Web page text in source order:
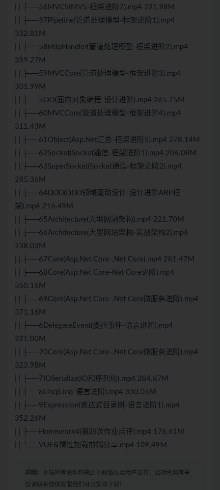
| | ├──56MVC5(MV5-框架进阶7).mp4 321.98M
| | ├──57Pipeline(管道处理模型-框架进阶1).mp4
332.81M
| | ├──58HttpHandler(管道处理模型-框架进阶2).mp4
359.27M
| | ├──59MVCCore(管道处理模型-框架进阶3).mp4
301.99M
| | ├──5OO(面向对象编程-设计进阶).mp4 265.75M
| | ├──60MVCCore(管道处理模型-框架进阶4).mp4
311.43M
| | ├──61Object(Asp.Net汇总-框架进阶5).mp4 278.14M
| | ├──62Socket(Socket通信-框架进阶1).mp4 206.08M
| | ├──63SuperSocket(Socket通信-框架进阶2).mp4
285.36M
| | ├──64DDD(DDD领域驱动设计-设计进阶ABP框
架).mp4 216.49M
| | ├──65Architecture(大型网站架构).mp4 221.70M
| | ├──66Architecture(大型网站架构-实战架构2).mp4
238.03M
| | ├──67Core(Asp.Net Core-.Net Core).mp4 281.47M
| | ├──68Core(Asp.Net Core-Net Core进阶).mp4
350.16M
| | ├──69Core(Asp.Net Core-.Net Core微服务进阶).mp4
371.16M
| | ├──6DelegateEvent(委托事件-语言进阶).mp4
321.00M
| | ├──70Core(Asp.Net Core-.Net Core微服务进阶).mp4
323.98M
| | ├──7IOSerialize(IO和序列化).mp4 284.87M
| | ├──8Linq(Linq-语言进阶).mp4 330.05M
| | ├──9Expression(表达式目录树-语言进阶1).mp4
352.26M
| | ├──Homework4(第四次作业点评).mp4 176.61M
| | └──VUE&惰性加载前端分享.mp4 109.49M
声明： 本站所有资料均来源于网络以及用户发布，如对资源有争
议请联系微信客服我们可以安排下架！